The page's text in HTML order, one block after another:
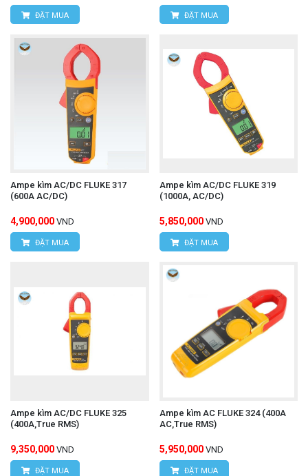
ĐẶT MUA ĐẶT MUA
Ampe kìm AC/DC FLUKE 317
(600A AC/DC)
4,900,000 VND
ĐẶT MUA
Ampe kìm AC/DC FLUKE 319
(1000A, AC/DC)
5,850,000 VND
ĐẶT MUA
Ampe kìm AC/DC FLUKE 325
(400A,True RMS)
9,350,000 VND
ĐẶT MUA
Ampe kìm AC FLUKE 324 (400A
AC,True RMS)
5,950,000 VND
ĐẶT MUA